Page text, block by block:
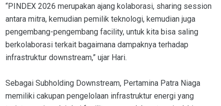
“PINDEX 2026 merupakan ajang kolaborasi, sharing session
antara mitra, kemudian pemilik teknologi, kemudian juga
pengembang-pengembang facility, untuk kita bisa saling
berkolaborasi terkait bagaimana dampaknya terhadap
infrastruktur downstream,” ujar Hari.
Sebagai Subholding Downstream, Pertamina Patra Niaga
memiliki cakupan pengelolaan infrastruktur energi yang